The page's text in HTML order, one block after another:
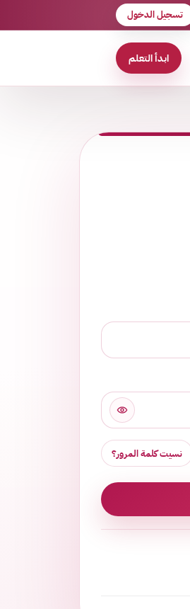
تسجيل الدخول
ابدأ التعلم
نسيت كلمة المرور؟